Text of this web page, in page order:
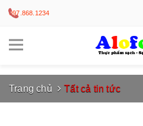
097.868.1234
Trang chủ Tất cả tin tức